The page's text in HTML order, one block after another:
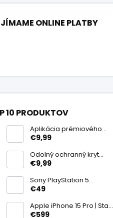
ONLINE PLATBY
10 PRODUKTOV
Aplikácia prémiového
ochranného skla na
€9,99
Odolný ochranný kryt
transparentný
€9,99
Sony PlayStation 5
DualSense bezdrôtový
Vynikajúci – A
€49
Apple iPhone 15 Pro | Stav:
Vynikajúci – A
€599